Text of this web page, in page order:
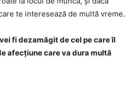
te interesează de multă vreme.
vei fi dezamăgit de cel pe care îl
afecțiune care va dura multă